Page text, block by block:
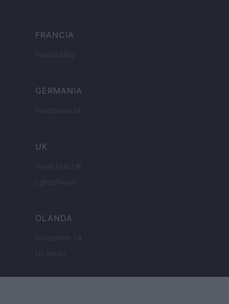
FRANCIA
InvestirMag
GERMANIA
Investieren24
UK
News Hub UK
Lgbtq News
OLANDA
Investeren 24
NL Newz